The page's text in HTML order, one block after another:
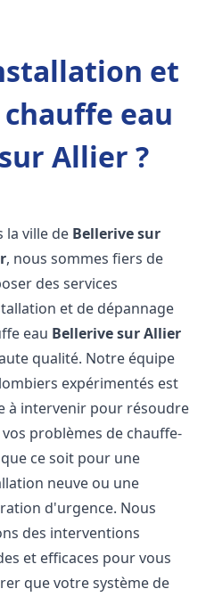
et
eau
Allier ?
la ville de Bellerive sur
, nous sommes fiers de
des services
et de dépannage
eau Bellerive sur Allier
qualité. Notre équipe
expérimentés est
à intervenir pour résoudre
problèmes de chauffe-
ce soit pour une
neuve ou une
d'urgence. Nous
des interventions
et efficaces pour vous
que votre système de